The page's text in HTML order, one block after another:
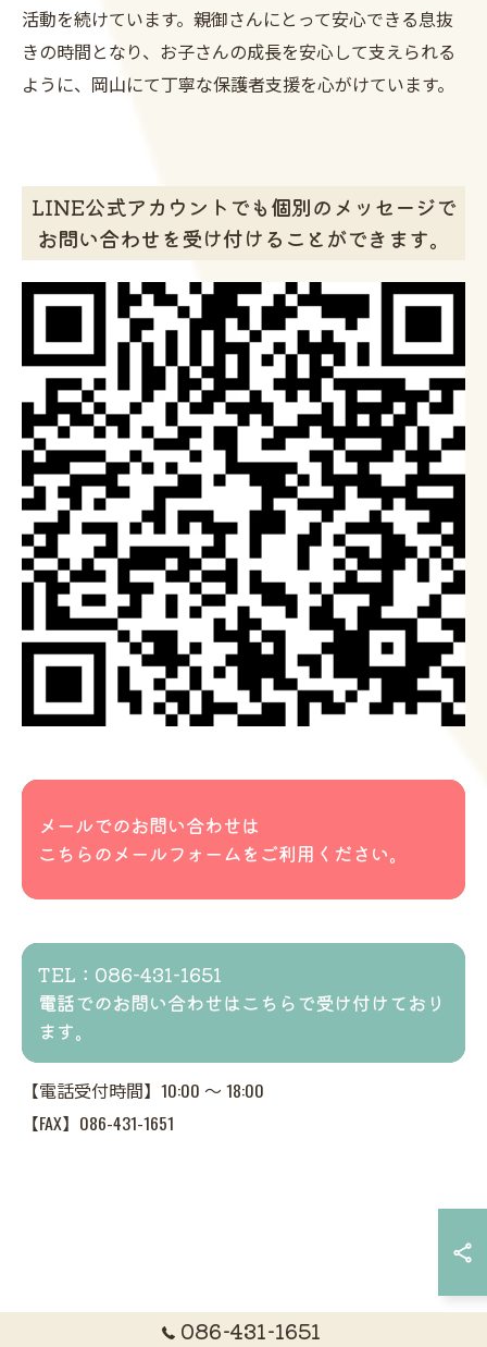
活動を続けています。親御さんにとって安心できる息抜
きの時間となり、お子さんの成長を安心して支えられる
ように、岡山にて丁寧な保護者支援を心がけています。
LINE公式アカウントでも個別のメッセージで
お問い合わせを受け付けることができます。
メールでのお問い合わせは
こちらのメールフォームをご利用ください。
TEL：086-431-1651
電話でのお問い合わせはこちらで受け付けており
ます。
【電話受付時間】10:00 ～ 18:00
【FAX】086-431-1651
086-431-1651